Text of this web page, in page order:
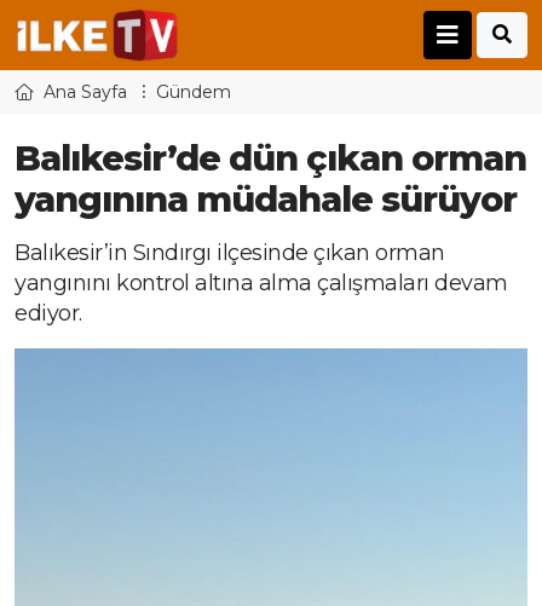
Ana Sayfa Gündem
Balıkesir’de dün çıkan orman
yangınına müdahale sürüyor
Balıkesir’in Sındırgı ilçesinde çıkan orman
yangınını kontrol altına alma çalışmaları devam
ediyor.